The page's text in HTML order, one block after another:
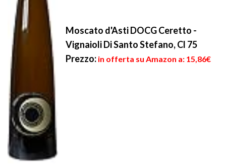
Moscato d'Asti DOCG Ceretto -
Vignaioli Di Santo Stefano, Cl 75
Prezzo: in offerta su Amazon a: 15,86€